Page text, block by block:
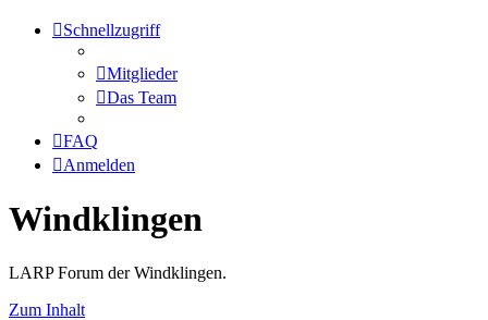
Schnellzugriff
Mitglieder
Das Team
FAQ
Anmelden
Windklingen
LARP Forum der Windklingen.
Zum Inhalt